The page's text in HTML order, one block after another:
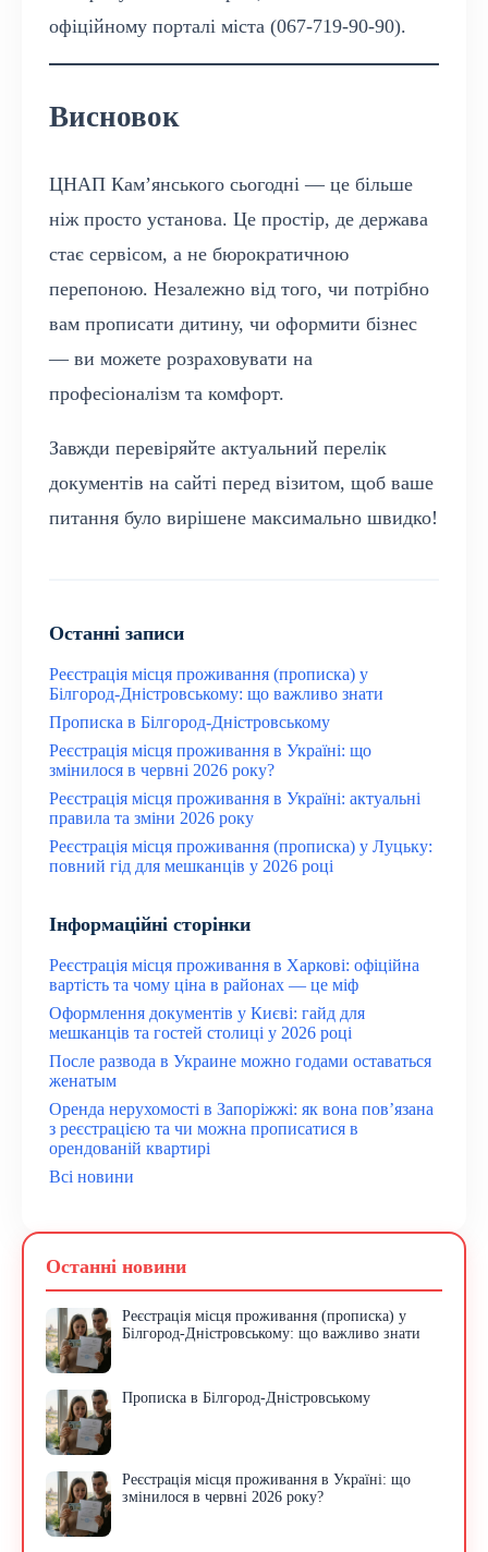
офіційному порталі міста (067-719-90-90).
Висновок
ЦНАП Кам’янського сьогодні — це більше
ніж просто установа. Це простір, де держава
стає сервісом, а не бюрократичною
перепоною. Незалежно від того, чи потрібно
вам прописати дитину, чи оформити бізнес
— ви можете розраховувати на
професіоналізм та комфорт.
Завжди перевіряйте актуальний перелік
документів на сайті перед візитом, щоб ваше
питання було вирішене максимально швидко!
Останні записи
Реєстрація місця проживання (прописка) у
Білгород-Дністровському: що важливо знати
Прописка в Білгород-Дністровському
Реєстрація місця проживання в Україні: що
змінилося в червні 2026 року?
Реєстрація місця проживання в Україні: актуальні
правила та зміни 2026 року
Реєстрація місця проживання (прописка) у Луцьку:
повний гід для мешканців у 2026 році
Інформаційні сторінки
Реєстрація місця проживання в Харкові: офіційна
вартість та чому ціна в районах — це міф
Оформлення документів у Києві: гайд для
мешканців та гостей столиці у 2026 році
После развода в Украине можно годами оставаться
женатым
Оренда нерухомості в Запоріжжі: як вона пов’язана
з реєстрацією та чи можна прописатися в
орендованій квартирі
Всі новини
Останні новини
Реєстрація місця проживання (прописка) у
Білгород-Дністровському: що важливо знати
Прописка в Білгород-Дністровському
Реєстрація місця проживання в Україні: що
змінилося в червні 2026 року?